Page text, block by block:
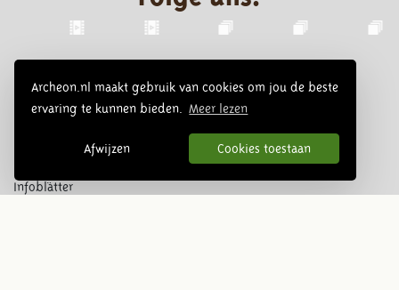
Archeon.nl maakt gebruik van cookies om jou de beste
ervaring te kunnen bieden.
Meer lezen
Afwijzen Cookies toestaan
Infoblätter